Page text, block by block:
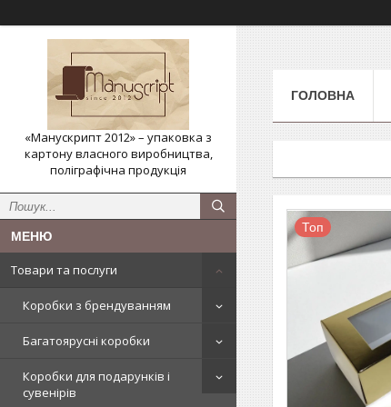
«Манускрипт 2012» – упаковка з
картону власного виробництва,
поліграфічна продукція
Товари та послуги
Коробки з брендуванням
Багатоярусні коробки
Коробки для подарунків і
сувенірів
ГОЛОВНА
Топ